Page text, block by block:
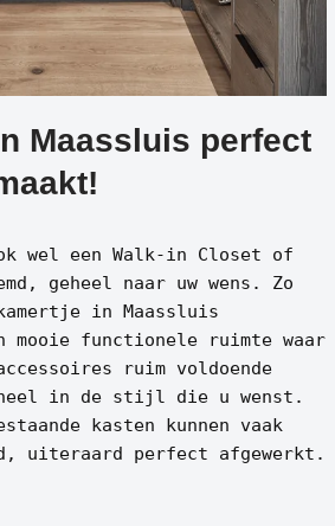
Maassluis perfect
wel een Walk-in Closet of
geheel naar uw wens. Zo
in Maassluis
mooie functionele ruimte waar
ruim voldoende
in de stijl die u wenst.
kasten kunnen vaak
uiteraard perfect afgewerkt.